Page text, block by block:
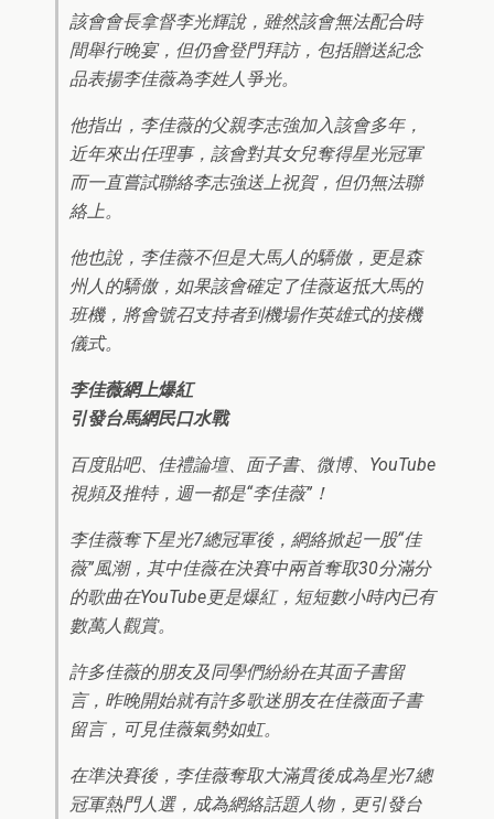
該會會長拿督李光輝說，雖然該會無法配合時
間舉行晚宴，但仍會登門拜訪，包括贈送紀念
品表揚李佳薇為李姓人爭光。
他指出，李佳薇的父親李志強加入該會多年，
近年來出任理事，該會對其女兒奪得星光冠軍
而一直嘗試聯絡李志強送上祝賀，但仍無法聯
絡上。
他也說，李佳薇不但是大馬人的驕傲，更是森
州人的驕傲，如果該會確定了佳薇返抵大馬的
班機，將會號召支持者到機場作英雄式的接機
儀式。
李佳薇網上爆紅
引發台馬網民口水戰
百度貼吧、佳禮論壇、面子書、微博、YouTube
視頻及推特，週一都是“李佳薇”！
李佳薇奪下星光7總冠軍後，網絡掀起一股“佳
薇”風潮，其中佳薇在決賽中兩首奪取30分滿分
的歌曲在YouTube更是爆紅，短短數小時內已有
數萬人觀賞。
許多佳薇的朋友及同學們紛紛在其面子書留
言，昨晚開始就有許多歌迷朋友在佳薇面子書
留言，可見佳薇氣勢如虹。
在準決賽後，李佳薇奪取大滿貫後成為星光7總
冠軍熱門人選，成為網絡話題人物，更引發台